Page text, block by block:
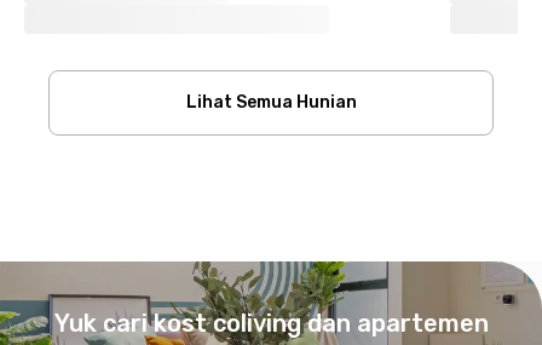
Lihat Semua Hunian
Yuk cari kost coliving dan apartemen